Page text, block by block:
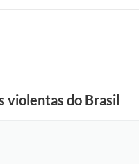
violentas do Brasil